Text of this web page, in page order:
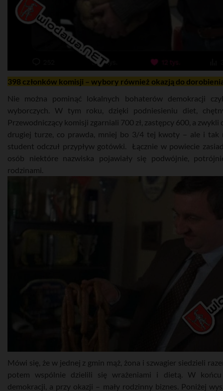
398 członków komisji – wybory również okazją do
Nie można pominąć lokalnych bohaterów demokracji
wyborczych. W tym roku, dzięki podniesieniu diet,
Przewodniczący komisji zgarniali 700 zł, zastępcy 600, a zwykli
drugiej turze, co prawda, mniej bo 3/4 tej kwoty – ale i tak
student odczuł przypływ gotówki. Łącznie w powiecie
osób niektóre nazwiska pojawiały się podwójnie,
rodzinami.
Mówi się, że w jednej z gmin mąż, żona i szwagier siedzieli
potem wspólnie dzielili się wrażeniami i dietą. W
demokracji, a przy okazji – mały rodzinny biznes. Poniżej